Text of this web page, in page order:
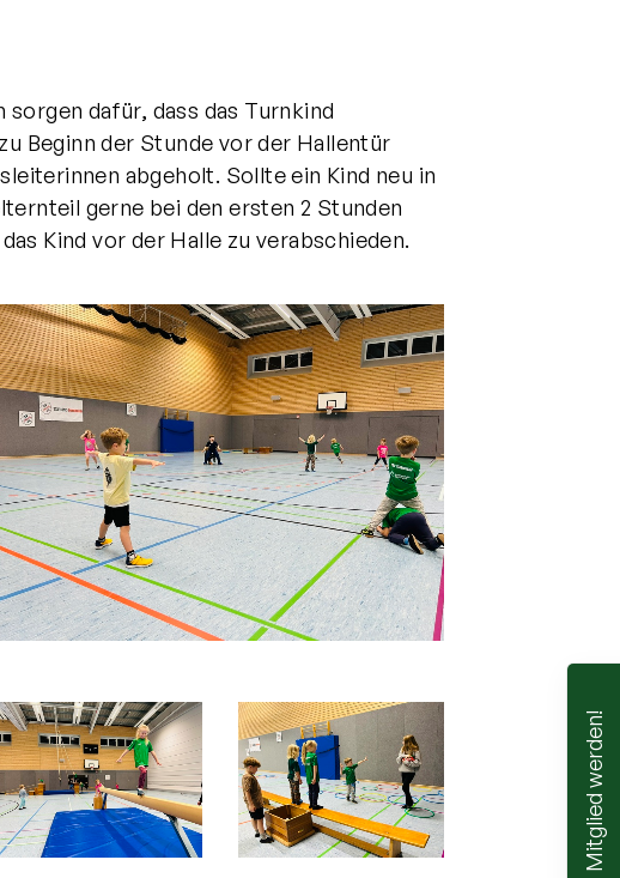
dafür, dass das Turnkind
Beginn der Stunde vor der Hallentür
abgeholt. Sollte ein Kind neu in
gerne bei den ersten 2 Stunden
Kind vor der Halle zu verabschieden.
Mitglied werden!